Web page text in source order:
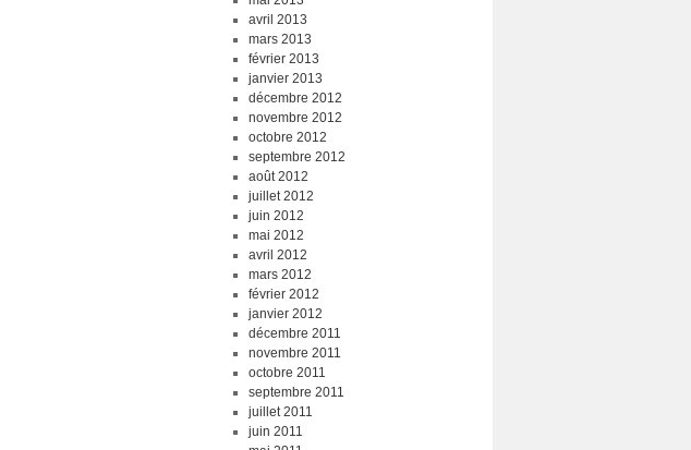
avril 2013
mars 2013
février 2013
janvier 2013
décembre 2012
novembre 2012
octobre 2012
septembre 2012
août 2012
juillet 2012
juin 2012
mai 2012
avril 2012
mars 2012
février 2012
janvier 2012
décembre 2011
novembre 2011
octobre 2011
septembre 2011
juillet 2011
juin 2011